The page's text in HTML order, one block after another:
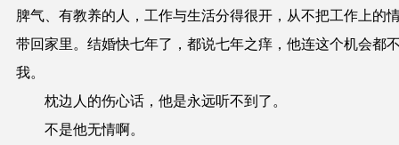
脾气、有教养的人，工作与生活分得很开，从不把工作上的
带回家里。结婚快七年了，都说七年之痒，他连这个机会都
我。
枕边人的伤心话，他是永远听不到了。
不是他无情啊。